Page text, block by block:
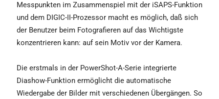
Messpunkten im Zusammenspiel mit der iSAPS-Funktion
und dem DIGIC-II-Prozessor macht es möglich, daß sich
der Benutzer beim Fotografieren auf das Wichtigste
konzentrieren kann: auf sein Motiv vor der Kamera.
Die erstmals in der PowerShot-A-Serie integrierte
Diashow-Funktion ermöglicht die automatische
Wiedergabe der Bilder mit verschiedenen Übergängen. So